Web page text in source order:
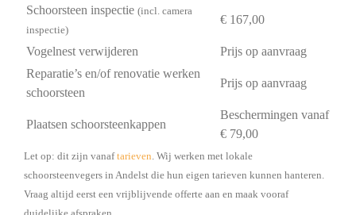
Schoorsteen inspectie (incl. camera
inspectie)
€ 167,00
Vogelnest verwijderen
Prijs op aanvraag
Reparatie’s en/of renovatie werken
schoorsteen
Prijs op aanvraag
Plaatsen schoorsteenkappen
Beschermingen vanaf
€ 79,00
Let op: dit zijn vanaftarieven. Wij werken met lokale
schoorsteenvegers in Andelst die hun eigen tarieven kunnen hanteren.
Vraag altijd eerst een vrijblijvende offerte aan en maak vooraf